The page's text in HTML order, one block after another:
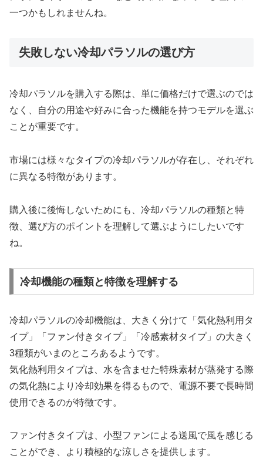
一つかもしれませんね。
失敗しない冷却パラソルの選び方
冷却パラソルを購入する際は、単に価格だけで選ぶのでは
なく、自分の用途や好みに合った機能を持つモデルを選ぶ
ことが重要です。
市場には様々なタイプの冷却パラソルが存在し、それぞれ
に異なる特徴があります。
購入後に後悔しないためにも、冷却パラソルの種類と特
徴、選び方のポイントを理解して選ぶようにしたいです
ね。
冷却機能の種類と特徴を理解する
冷却パラソルの冷却機能は、大きく分けて「気化熱利用タ
イプ」「ファン付きタイプ」「冷感素材タイプ」の大きく
3種類がいまのところあるようです。
気化熱利用タイプは、水を含ませた特殊素材が蒸発する際
の気化熱により冷却効果を得るもので、電源不要で長時間
使用できるのが特徴です。
ファン付きタイプは、小型ファンによる送風で風を感じる
ことができ、より積極的な涼しさを提供します。